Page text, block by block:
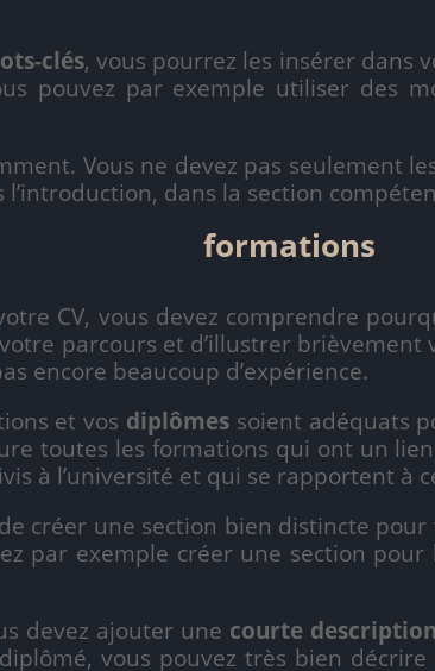
clés, vous pourrez les insérer dans
pouvez par exemple utiliser des
Vous ne devez pas seulement les
dans la section
formations
CV, vous devez comprendre
parcours et d’illustrer brièvement
encore beaucoup d’expérience.
et vos diplômes soient adéquats
toutes les formations qui ont un
à l’université et qui se rapportent à
créer une section bien distincte
par exemple créer une section
ajouter une courte description
vous pouvez très bien